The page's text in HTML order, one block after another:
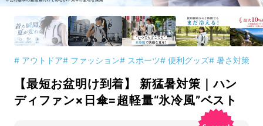
# アウトドア# ファッション# スポーツ# 便利グッズ# 暑さ対策
【最短お盆明け到着】 新猛暑対策｜ハン
ディファン×日傘=超軽量“氷冷風”ベスト